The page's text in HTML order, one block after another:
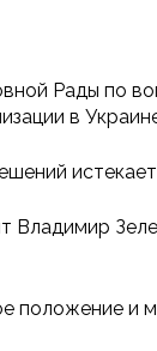
Рады по
в
Владимир
положение и